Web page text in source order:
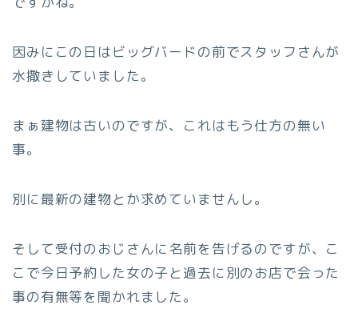
因みにこの日はビッグバードの前でスタッフさんが
水撒きしていました。
まぁ建物は古いのですが、これはもう仕方の無い
事。
別に最新の建物とか求めていませんし。
そして受付のおじさんに名前を告げるのですが、こ
こで今日予約した女の子と過去に別のお店で会った
事の有無等を聞かれました。